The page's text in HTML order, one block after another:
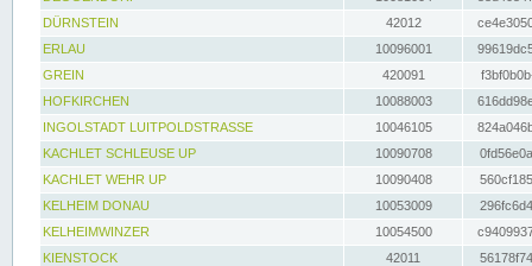
DÜRNSTEIN
42012
ERLAU
10096001
GREIN
420091
HOFKIRCHEN
10088003
INGOLSTADT LUITPOLDSTRASSE
10046105
KACHLET SCHLEUSE UP
10090708
KACHLET WEHR UP
10090408
KELHEIM DONAU
10053009
KELHEIMWINZER
10054500
KIENSTOCK
42011